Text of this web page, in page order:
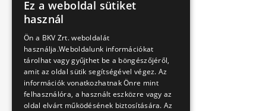
Ez a weboldal sütiket
használ
Ön a BKV Zrt. weboldalát
használja.Weboldalunk információkat
tárolhat vagy gyűjthet be a böngészőjéről,
amit az oldal sütik segítségével végez. Az
információk vonatkozhatnak Önre mint
felhasználóra, a használt eszközre vagy az
oldal elvárt működésének biztosítására. Az